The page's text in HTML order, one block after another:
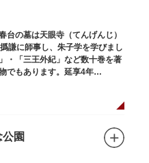
の墓は天眼寺（てんげんじ）
謙に師事し、朱子学を学びまし
・「三王外紀」など数十巻を著
でもあります。延享4年
公園